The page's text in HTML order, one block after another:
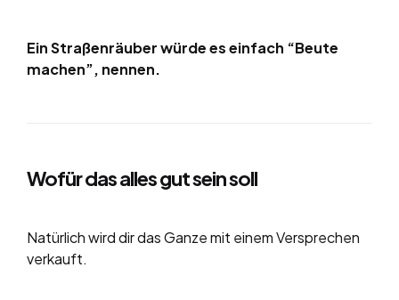
Ein Straßenräuber würde es einfach “Beute
machen”, nennen.
Wofür das alles gut sein soll
Natürlich wird dir das Ganze mit einem Versprechen
verkauft.